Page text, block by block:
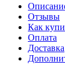
Отзывы
Как
Оплата
Доставка